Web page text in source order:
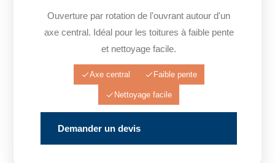
Ouverture par rotation de l'ouvrant autour d'un
axe central. Idéal pour les toitures à faible pente
et nettoyage facile.
Axe central Faible pente
Nettoyage facile
Demander un devis